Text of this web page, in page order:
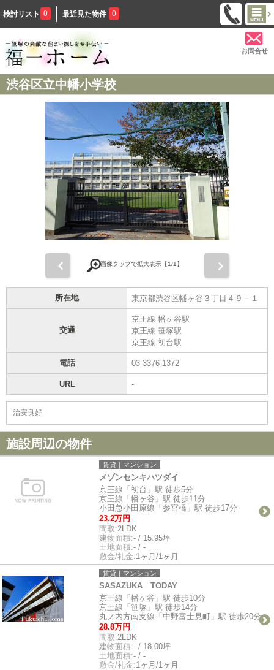
検討リスト 0 最近見た物件 0
お問合せ
渋谷区立中幡小学校
画像タップで拡大表示【1/1】
所在地 東京都渋谷区幡ヶ谷３丁目４９－１
交通
京王線 幡ヶ谷駅
京王線 笹塚駅
京王線 初台駅
電話 03-3376-1372
URL -
治安良好
施設周辺の物件
賃貸｜マンション
メゾンセンキハツダイ
京王線「初台」駅 徒歩5分
京王線「幡ヶ谷」駅 徒歩11分
小田急小田原線「参宮橋」駅 徒歩17分
23.2万円
間取:2LDK
建物面積:- / 15.95坪
土地面積:- / -
敷金/礼金:1ヶ月/1ヶ月
賃貸｜マンション
SASAZUKA TODAY
京王線「幡ヶ谷」駅 徒歩10分
京王線「笹塚」駅 徒歩14分
丸ノ内方南支線「中野富士見町」駅 徒歩20分
28.8万円
間取:2LDK
建物面積:- / 18.00坪
土地面積:- / -
敷金/礼金:1ヶ月/1ヶ月